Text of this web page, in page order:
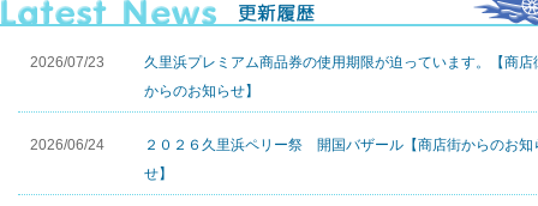
2026/07/23 久里浜プレミアム商品券の使用期限が迫っています。【商店
からのお知らせ】
2026/06/24 ２０２６久里浜ペリー祭 開国バザール【商店街からのお知
せ】